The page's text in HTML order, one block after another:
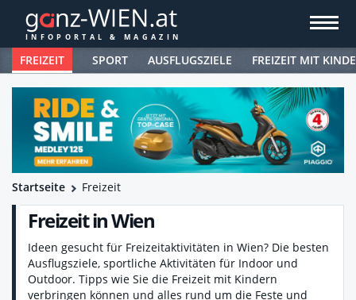
FREIZEIT SPORT AUSFLUGSZIELE FREIZEIT MIT
Startseite Freizeit
Freizeit in Wien
Ideen gesucht für Freizeitaktivitäten in Wien? Die besten
Ausflugsziele, sportliche Aktivitäten für Indoor und
Outdoor. Tipps wie Sie die Freizeit mit Kindern
verbringen können und alles rund um die Feste und